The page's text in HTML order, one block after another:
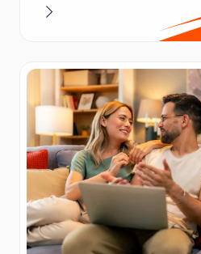
Μαθαίνω περισσότερα